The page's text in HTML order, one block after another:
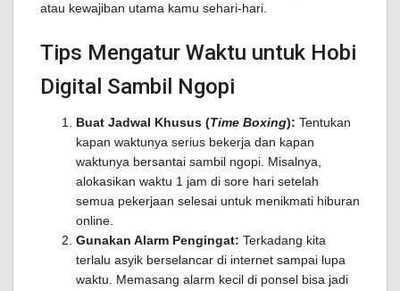
atau kewajiban utama kamu sehari-hari.
Tips Mengatur Waktu untuk Hobi
Digital Sambil Ngopi
Buat Jadwal Khusus (Time Boxing): Tentukan
kapan waktunya serius bekerja dan kapan
waktunya bersantai sambil ngopi. Misalnya,
alokasikan waktu 1 jam di sore hari setelah
semua pekerjaan selesai untuk menikmati hiburan
online.
Gunakan Alarm Pengingat: Terkadang kita
terlalu asyik berselancar di internet sampai lupa
waktu. Memasang alarm kecil di ponsel bisa jadi